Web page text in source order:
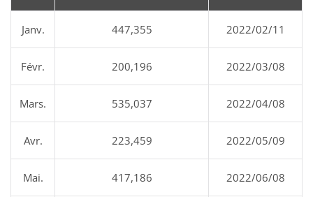
Janv. 447,355 2022/02/11
Févr. 200,196 2022/03/08
Mars. 535,037 2022/04/08
Avr. 223,459 2022/05/09
Mai. 417,186 2022/06/08